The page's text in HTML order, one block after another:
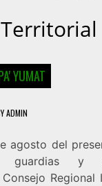
YUMAT
ADMIN
agosto del
guardias y
Regional